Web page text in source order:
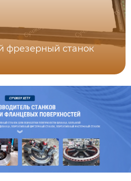
фрезерный станок